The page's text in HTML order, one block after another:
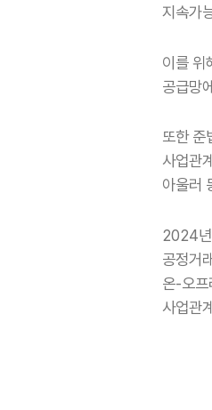
지속가
이를 위
공급망
또한 준
사업관
아울러
2024년
공정거
온-오프
사업관